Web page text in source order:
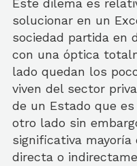
Este dilema es
solucionar en un
sociedad partida en
con una óptica
lado quedan los
viven del sector
de un Estado que
otro lado sin
significativa mayoría
directa o